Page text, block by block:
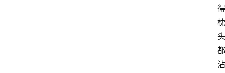
得
枕
头
都
沾